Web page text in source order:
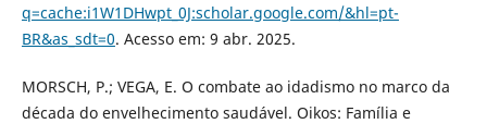
q=cache:i1W1DHwpt_0J:scholar.google.com/&hl=pt-
BR&as_sdt=0. Acesso em: 9 abr. 2025.
MORSCH, P.; VEGA, E. O combate ao idadismo no marco da
década do envelhecimento saudável. Oikos: Família e